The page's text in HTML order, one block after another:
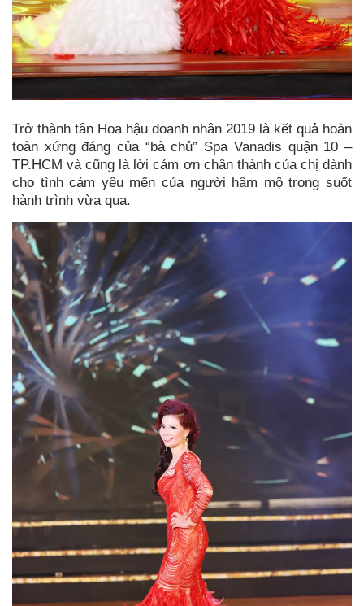
Trở thành tân Hoa hậu doanh nhân 2019 là kết quả hoàn
toàn xứng đáng của “bà chủ” Spa Vanadis quận 10 –
TP.HCM và cũng là lời cảm ơn chân thành của chị dành
cho tình cảm yêu mến của người hâm mộ trong suốt
hành trình vừa qua.